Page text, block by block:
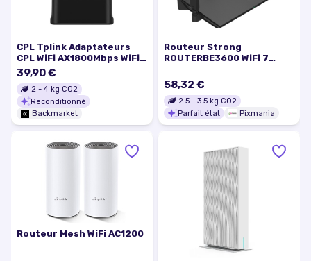
CPL Tplink Adaptateurs
CPL WiFi AX1800Mbps WiFi
6 Port USB A - Archer
TX1800U Nano Noir TP-
Link
39,90 €
2 - 4 kg CO2
Reconditionné
Backmarket
Routeur Strong
ROUTERBE3600 WiFi 7
Antennes Ethernet 2.5G -
Excellent état
58,32 €
2.5 - 3.5 kg CO2
Parfait état
Pixmania
Routeur Mesh WiFi AC1200